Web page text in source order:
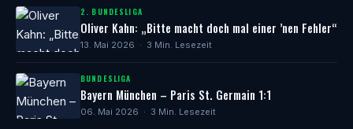
2. BUNDESLIGA
Oliver Kahn: „Bitte macht doch mal einer ’nen Fehler“
13. Mai 2026 · 3 Min. Lesezeit
BUNDESLIGA
Bayern München – Paris St. Germain 1:1
06. Mai 2026 · 3 Min. Lesezeit